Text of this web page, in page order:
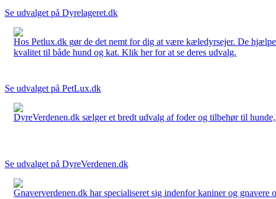
Se udvalget på Dyrelageret.dk
Hos Petlux.dk gør de det nemt for dig at være kæledyrsejer. De
kvalitet til både hund og kat. Klik her for at se deres udvalg.
Se udvalget på PetLux.dk
DyreVerdenen.dk sælger et bredt udvalg af foder og tilbehør til
Se udvalget på DyreVerdenen.dk
Gnaververdenen.dk har specialiseret sig indenfor kaniner og